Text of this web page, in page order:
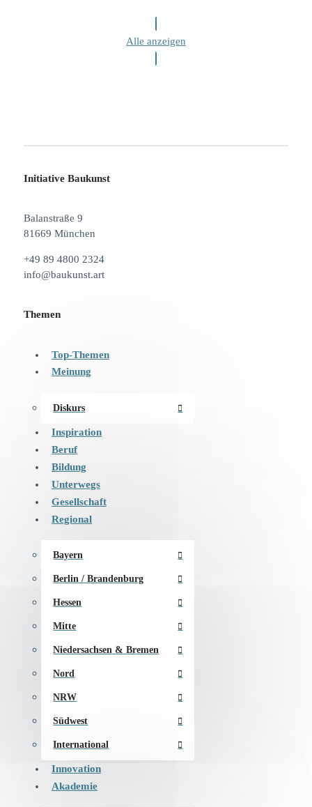
Alle anzeigen
Initiative Baukunst
Balanstraße 9
81669 München
+49 89 4800 2324
info@baukunst.art
Themen
Top-Themen
Meinung
Diskurs
Inspiration
Beruf
Bildung
Unterwegs
Gesellschaft
Regional
Bayern
Berlin / Brandenburg
Hessen
Mitte
Niedersachsen & Bremen
Nord
NRW
Südwest
International
Innovation
Akademie